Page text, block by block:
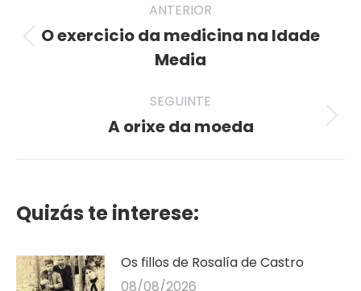
navigation
ANTERIOR
Previous
post:
O exercicio da medicina na Idade
Media
SEGUINTE
Seguinte
A orixe da moeda
Quizás te interese:
Os fillos de Rosalía de Castro
08/08/2026